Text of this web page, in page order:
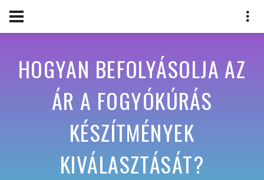
HOGYAN BEFOLYÁSOLJA AZ
ÁR A FOGYÓKÚRÁS
KÉSZÍTMÉNYEK
KIVÁLASZTÁSÁT?